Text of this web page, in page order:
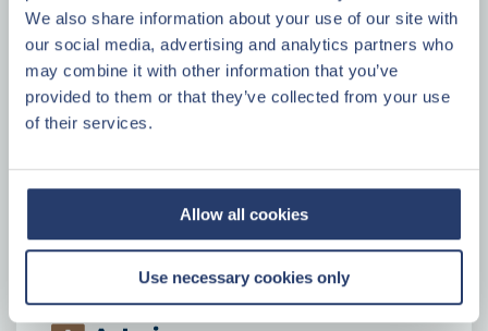
We also share information about your use of our site with
our social media, advertising and analytics partners who
may combine it with other information that you’ve
provided to them or that they’ve collected from your use
of their services.
Allow all cookies
Use necessary cookies only
Plattegrond
Specificaties
Bouwjaar
Preferred partner Center Parcs Vastgoed